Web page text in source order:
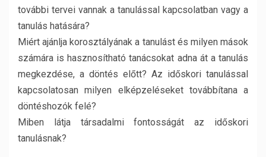
további tervei vannak a tanulással kapcsolatban vagy a
tanulás hatására?
Miért ajánlja korosztályának a tanulást és milyen mások
számára is hasznosítható tanácsokat adna át a tanulás
megkezdése, a döntés előtt? Az időskori tanulással
kapcsolatosan milyen elképzeléseket továbbítana a
döntéshozók felé?
Miben látja társadalmi fontosságát az időskori
tanulásnak?